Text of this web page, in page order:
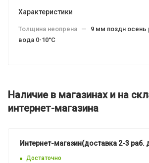
Характеристики
Толщина неопрена —
9 мм поздн осень
вода 0-10°C
Наличие в магазинах и на
интернет-магазина
Интернет-магазин(доставка 2-3 раб.
Достаточно